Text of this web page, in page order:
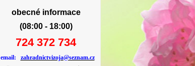
obecné informace
(08:00 - 18:00)
724 372 734
email: zahradnictvizoja@seznam.cz